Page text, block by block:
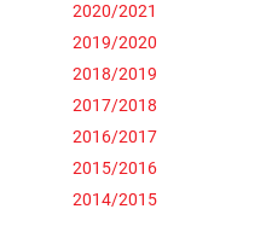
2020/2021
2019/2020
2018/2019
2017/2018
2016/2017
2015/2016
2014/2015